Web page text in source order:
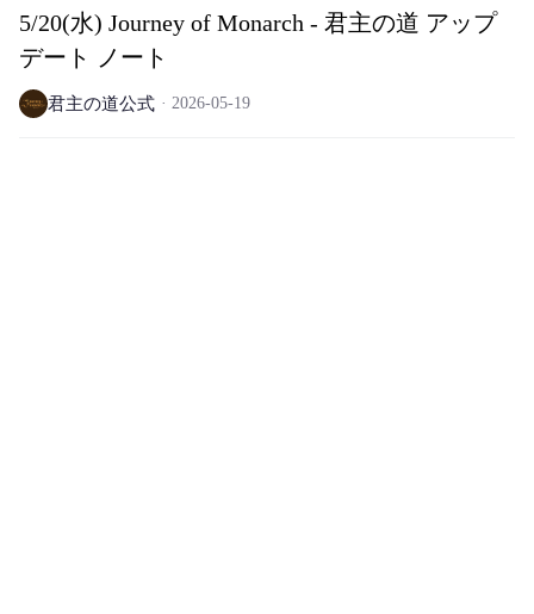
5/20(水) Journey of Monarch - 君主の道 アップ
デート ノート
君主の道公式 2026-05-19